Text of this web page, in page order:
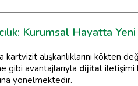
Kurumsal Hayatta Yeni
alışkanlıklarını kökten
gibi avantajlarıyla dijital iletişimi
yönelmektedir.